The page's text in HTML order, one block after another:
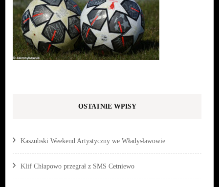
OSTATNIE WPISY
Kaszubski Weekend Artystyczny we Władysławowie
Klif Chłapowo przegrał z SMS Cetniewo